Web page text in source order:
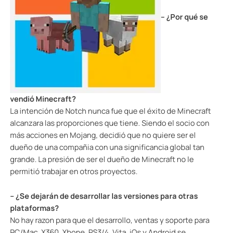
– ¿Por qué se
vendió Minecraft?
La intención de Notch nunca fue que el éxito de Minecraft
alcanzara las proporciones que tiene. Siendo el socio con
más acciones en Mojang, decidió que no quiere ser el
dueño de una compañia con una significancia global tan
grande. La presión de ser el dueño de Minecraft no le
permitió trabajar en otros proyectos.
– ¿Se dejarán de desarrollar las versiones para otras
plataformas?
No hay razon para que el desarrollo, ventas y soporte para